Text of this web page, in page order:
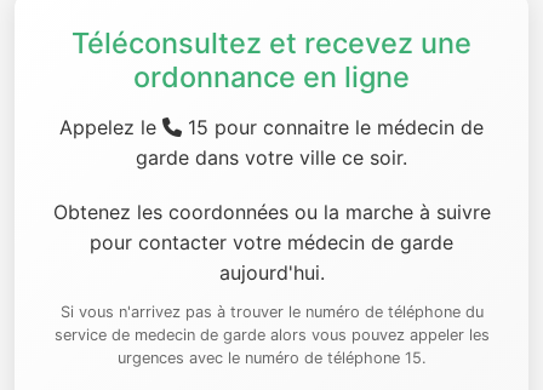
Téléconsultez et recevez une
ordonnance en ligne
Appelez le
15 pour connaitre le médecin de
garde dans votre ville ce soir.
Obtenez les coordonnées ou la marche à suivre
pour contacter votre médecin de garde
aujourd'hui.
Si vous n'arrivez pas à trouver le numéro de téléphone du
service de medecin de garde alors vous pouvez appeler les
urgences avec le numéro de téléphone 15.